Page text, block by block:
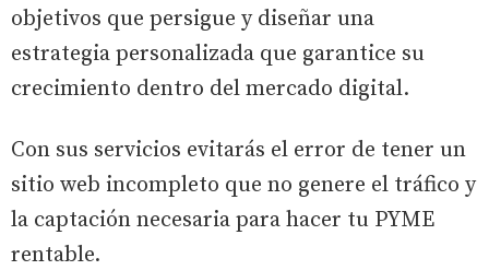
objetivos que persigue y diseñar una
estrategia personalizada que garantice su
crecimiento dentro del mercado digital.
Con sus servicios evitarás el error de tener un
sitio web incompleto que no genere el tráfico y
la captación necesaria para hacer tu PYME
rentable.